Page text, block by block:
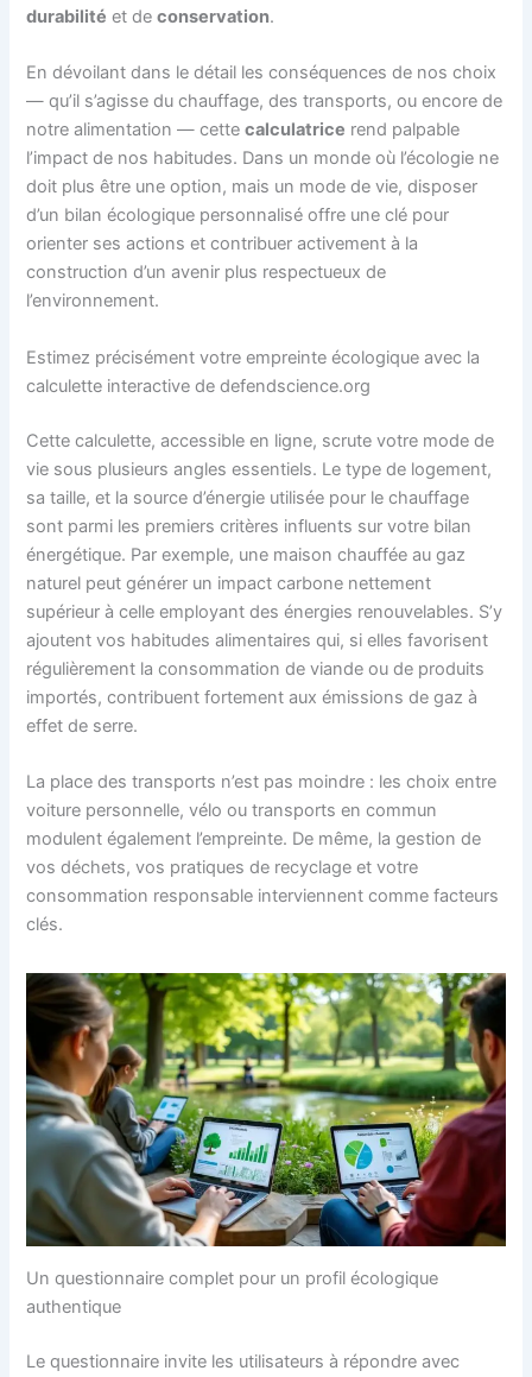
durabilité et deconservation.
En dévoilant dans le détail les conséquences de nos choix
— qu’il s’agisse du chauffage, des transports, ou encore de
notre alimentation — cettecalculatrice rend palpable
l’impact de nos habitudes. Dans un monde où l’écologie ne
doit plus être une option, mais un mode de vie, disposer
d’un bilan écologique personnalisé offre une clé pour
orienter ses actions et contribuer activement à la
construction d’un avenir plus respectueux de
l’environnement.
Estimez précisément votre empreinte écologique avec la
calculette interactive de defendscience.org
Cette calculette, accessible en ligne, scrute votre mode de
vie sous plusieurs angles essentiels. Le type de logement,
sa taille, et la source d’énergie utilisée pour le chauffage
sont parmi les premiers critères influents sur votre bilan
énergétique. Par exemple, une maison chauffée au gaz
naturel peut générer un impact carbone nettement
supérieur à celle employant des énergies renouvelables. S’y
ajoutent vos habitudes alimentaires qui, si elles favorisent
régulièrement la consommation de viande ou de produits
importés, contribuent fortement aux émissions de gaz à
effet de serre.
La place des transports n’est pas moindre : les choix entre
voiture personnelle, vélo ou transports en commun
modulent également l’empreinte. De même, la gestion de
vos déchets, vos pratiques de recyclage et votre
consommation responsable interviennent comme facteurs
clés.
Un questionnaire complet pour un profil écologique
authentique
Le questionnaire invite les utilisateurs à répondre avec